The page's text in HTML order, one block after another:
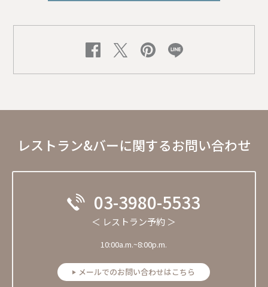
レストラン&バーに関するお問い合わせ
03-3980-5533
＜ レストラン予約 ＞
10:00a.m.~8:00p.m.
メールでのお問い合わせはこちら